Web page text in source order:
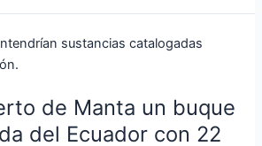
de Manta un buque
del Ecuador con 22